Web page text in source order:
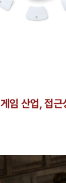
임 산업, 접